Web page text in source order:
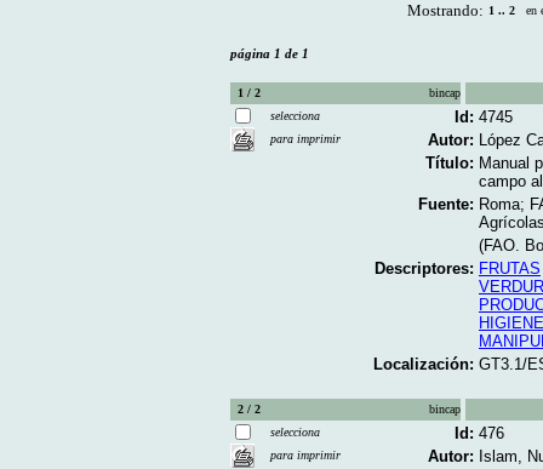
Mostrando: 1 .. 2 en
página 1 de 1
1 / 2
bincap
selecciona
para imprimir
Id: 4745
Autor: López
Título: Manual
campo
Fuente: Roma;
(FAO.
Descriptores: FRUTAS
Localización: GT3.1/
2 / 2
bincap
selecciona
para imprimir
Id: 476
Autor: Islam,